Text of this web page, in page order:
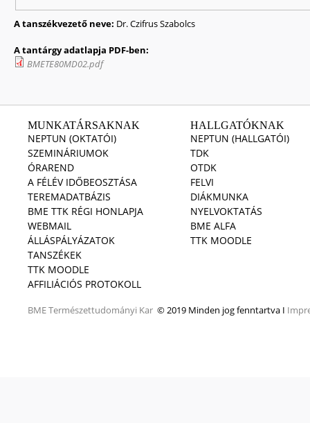
A tanszékvezető neve: Dr. Czifrus Szabolcs
A tantárgy adatlapja PDF-ben:
BMETE80MD02.pdf
MUNKATÁRSAKNAK
NEPTUN (OKTATÓI)
SZEMINÁRIUMOK
ÓRAREND
A FÉLÉV IDŐBEOSZTÁSA
TEREMADATBÁZIS
BME TTK RÉGI HONLAPJA
WEBMAIL
ÁLLÁSPÁLYÁZATOK
TANSZÉKEK
TTK MOODLE
AFFILIÁCIÓS PROTOKOLL
BMETermészettudományi Kar © 2019 Minden jog fenntartva I
HALLGATÓKNAK
NEPTUN (HALLGATÓI)
TDK
OTDK
FELVI
DIÁKMUNKA
NYELVOKTATÁS
BME ALFA
TTK MOODLE